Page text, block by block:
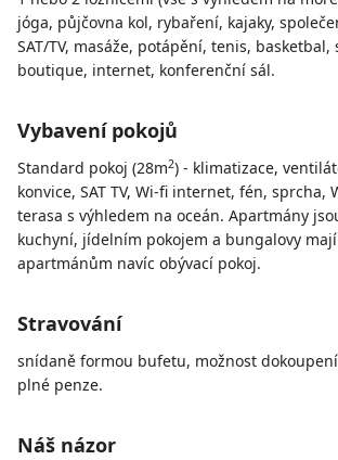
jóga, půjčovna kol, rybaření, kajaky,
SAT/TV, masáže, potápění, tenis,
boutique, internet, konferenční sál.
Vybavení pokojů
Standard pokoj (28m2) - klimatizace,
konvice, SAT TV, Wi-fi internet, fén, sprcha,
terasa s výhledem na oceán. Apartmány
kuchyní, jídelním pokojem a bungalovy
apartmánům navíc obývací pokoj.
Stravování
snídaně formou bufetu, možnost
plné penze.
Náš názor